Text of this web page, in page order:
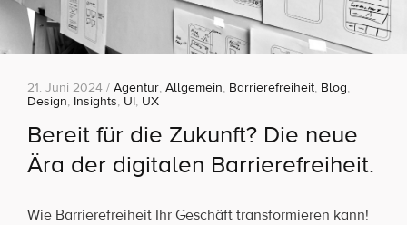
21. Juni 2024 / Agentur, Allgemein, Barrierefreiheit, Blog,
Design, Insights, UI, UX
Bereit für die Zukunft? Die neue
Ära der digitalen Barrierefreiheit.
Wie Barrierefreiheit Ihr Geschäft transformieren kann!